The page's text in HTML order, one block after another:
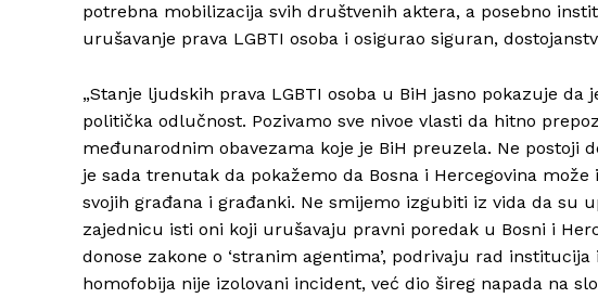
potrebna mobilizacija svih društvenih aktera, a posebno
urušavanje prava LGBTI osoba i osigurao siguran,
„Stanje ljudskih prava LGBTI osoba u BiH jasno pokazuje
politička odlučnost. Pozivamo sve nivoe vlasti da hitno
međunarodnim obavezama koje je BiH preuzela. Ne postoji
je sada trenutak da pokažemo da Bosna i Hercegovina
svojih građana i građanki. Ne smijemo izgubiti iz vida da su
zajednicu isti oni koji urušavaju pravni poredak u Bosni i
donose zakone o ‘stranim agentima’, podrivaju rad
homofobija nije izolovani incident, već dio šireg napada na